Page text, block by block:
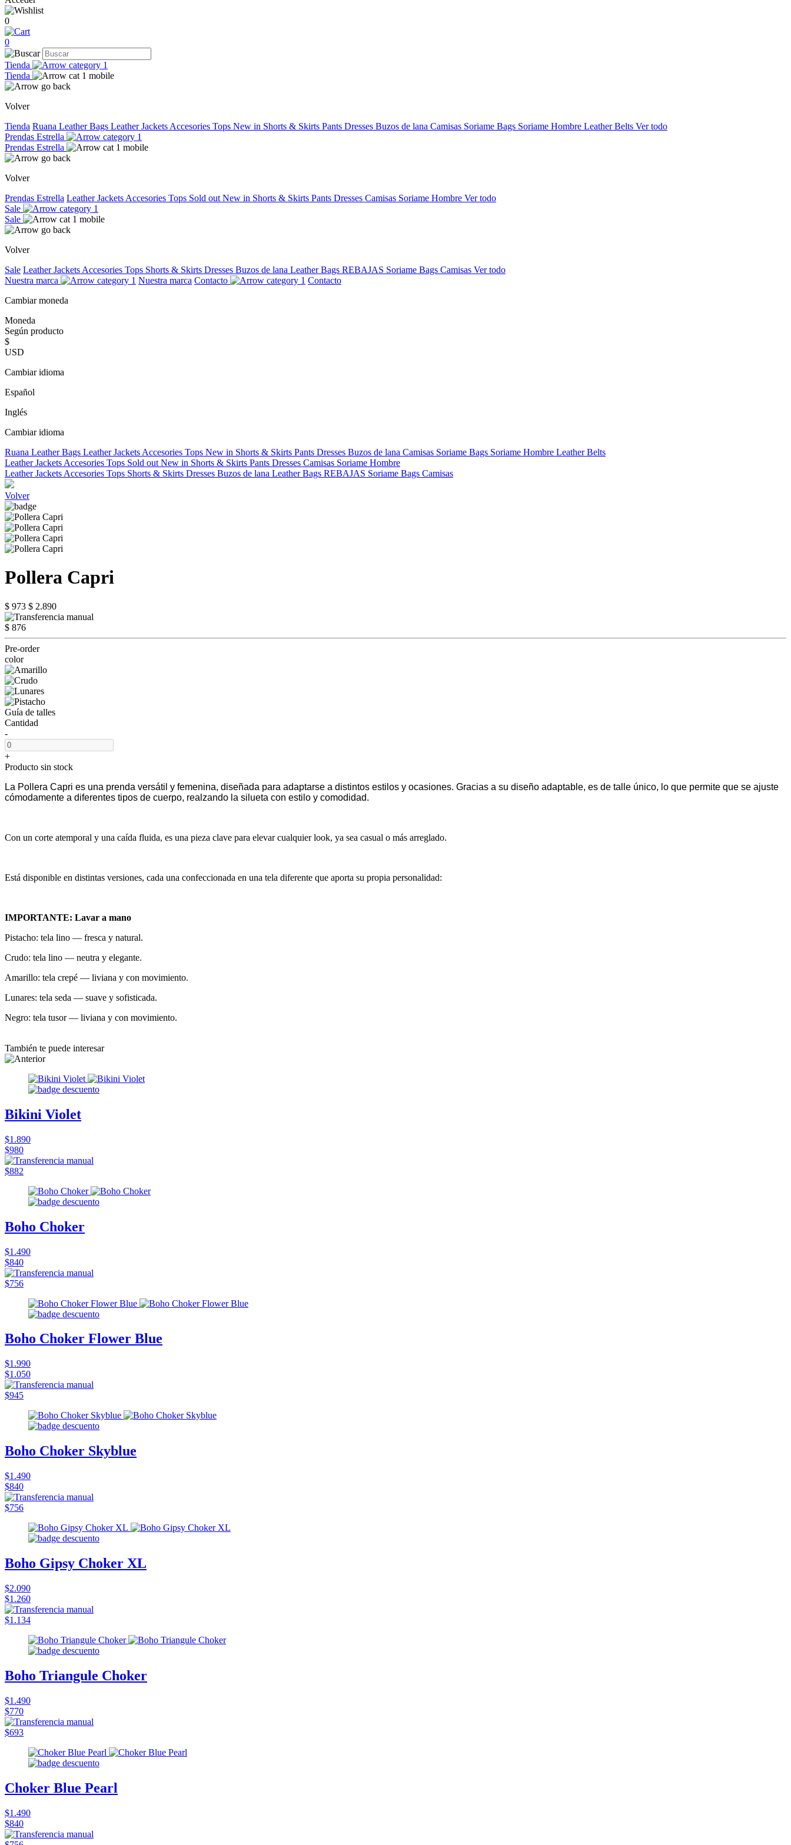
0
0
Tienda
Tienda
Volver
Tienda Ruana Leather Bags Leather Jackets Accesories Tops New in Shorts & Skirts Pants Dresses Buzos de lana Camisas Soriame Bags Soriame Hombre Leather Belts Ver todo
Prendas Estrella
Prendas Estrella
Volver
Prendas Estrella Leather Jackets Accesories Tops Sold out New in Shorts & Skirts Pants Dresses Camisas Soriame Hombre Ver todo
Sale
Sale
Volver
Sale Leather Jackets Accesories Tops Shorts & Skirts Dresses Buzos de lana Leather Bags REBAJAS Soriame Bags Camisas Ver todo
Nuestra marca
Nuestra marca Contacto
Contacto
Cambiar moneda
Moneda
Según producto
$
USD
Cambiar idioma
Español
Inglés
Cambiar idioma
Ruana Leather Bags Leather Jackets Accesories Tops New in Shorts & Skirts Pants Dresses Buzos de lana Camisas Soriame Bags Soriame Hombre Leather Belts
Leather Jackets Accesories Tops Sold out New in Shorts & Skirts Pants Dresses Camisas Soriame Hombre
Leather Jackets Accesories Tops Shorts & Skirts Dresses Buzos de lana Leather Bags REBAJAS Soriame Bags Camisas
Volver
Pollera Capri
$ 973 $ 2.890
$ 876
Pre-order
color
Guía de talles
Cantidad
-
+
Producto sin stock
La Pollera Capri es una prenda versátil y femenina, diseñada para adaptarse a distintos estilos y ocasiones. Gracias a su diseño adaptable, es de talle único, lo que permite que se ajuste
cómodamente a diferentes tipos de cuerpo, realzando la silueta con estilo y comodidad.
Con un corte atemporal y una caída fluida, es una pieza clave para elevar cualquier look, ya sea casual o más arreglado.
Está disponible en distintas versiones, cada una confeccionada en una tela diferente que aporta su propia personalidad:
IMPORTANTE: Lavar a mano
Pistacho: tela lino — fresca y natural.
Crudo: tela lino — neutra y elegante.
Amarillo: tela crepé — liviana y con movimiento.
Lunares: tela seda — suave y sofisticada.
Negro: tela tusor — liviana y con movimiento.
También te puede interesar
Bikini Violet
$1.890
$980
$882
Boho Choker
$1.490
$840
$756
Boho Choker Flower Blue
$1.990
$1.050
$945
Boho Choker Skyblue
$1.490
$840
$756
Boho Gipsy Choker XL
$2.090
$1.260
$1.134
Boho Triangule Choker
$1.490
$770
$693
Choker Blue Pearl
$1.490
$840